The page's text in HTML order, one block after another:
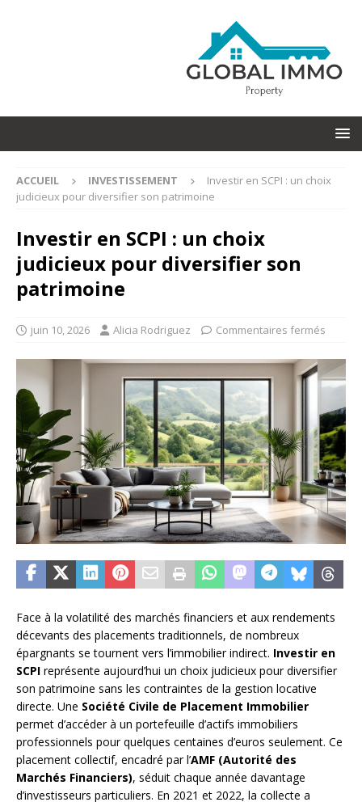
ACCUEIL INVESTISSEMENT
Investir en SCPI : un choix
judicieux pour diversifier son patrimoine
Investir en SCPI : un choix
judicieux pour diversifier son
patrimoine
juin 10, 2026 Alicia Rodriguez Commentaires fermés
Face à la volatilité des marchés financiers et aux rendements
décevants des placements traditionnels, de nombreux
épargnants se tournent vers l’immobilier indirect. Investir en
SCPI représente aujourd’hui un choix judicieux pour diversifier
son patrimoine sans les contraintes de la gestion locative
directe. Une Société Civile de Placement Immobilier
permet d’accéder à un portefeuille d’actifs immobiliers
professionnels pour quelques centaines d’euros seulement. Ce
placement collectif, encadré par l’AMF (Autorité des
Marchés Financiers), séduit chaque année davantage
d’investisseurs particuliers. En 2021 et 2022, la collecte a